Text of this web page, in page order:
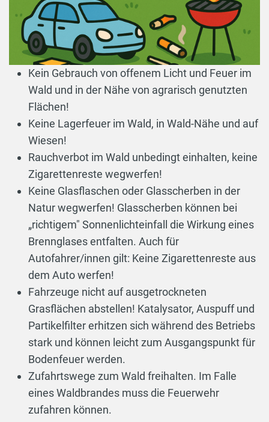
Kein Gebrauch von offenem Licht und Feuer im
Wald und in der Nähe von agrarisch genutzten
Flächen!
Keine Lagerfeuer im Wald, in Wald-Nähe und auf
Wiesen!
Rauchverbot im Wald unbedingt einhalten, keine
Zigarettenreste wegwerfen!
Keine Glasflaschen oder Glasscherben in der
Natur wegwerfen! Glasscherben können bei
„richtigem" Sonnenlichteinfall die Wirkung eines
Brennglases entfalten. Auch für
Autofahrer/innen gilt: Keine Zigarettenreste aus
dem Auto werfen!
Fahrzeuge nicht auf ausgetrockneten
Grasflächen abstellen! Katalysator, Auspuff und
Partikelfilter erhitzen sich während des Betriebs
stark und können leicht zum Ausgangspunkt für
Bodenfeuer werden.
Zufahrtswege zum Wald freihalten. Im Falle
eines Waldbrandes muss die Feuerwehr
zufahren können.